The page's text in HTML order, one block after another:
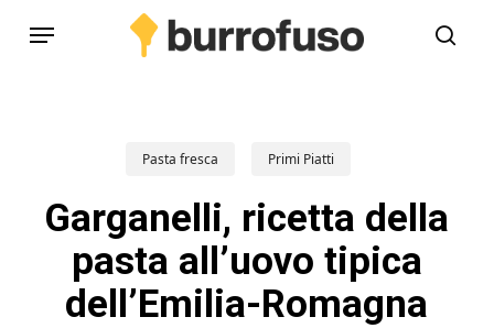
Menu
Pasta fresca Primi Piatti
Garganelli, ricetta della
pasta all’uovo tipica
dell’Emilia-Romagna